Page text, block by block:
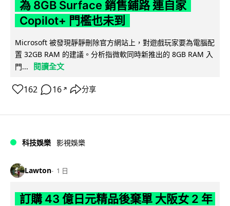
為 8GB Surface 銷售鋪路 連自家
Copilot+ 門檻也未到
Microsoft 被發現靜靜刪除官方網站上，對遊戲玩家要為電腦配
置 32GB RAM 的建議。分析指微軟同時新推出的 8GB RAM 入
門...
閱讀全文
162 16 ↗ 分享
科技娛樂 影視娛樂
Lawton 1 日
訂購 43 億日元精品後棄單 大阪女 2 年